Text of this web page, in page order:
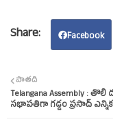
Facebook
పాతది
Telangana Assembly : తొలి
సభాపతిగా గడ్డం ప్రసాద్‌